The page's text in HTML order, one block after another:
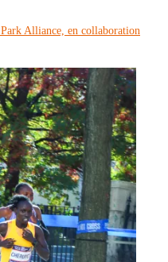
Alliance, en collaboration